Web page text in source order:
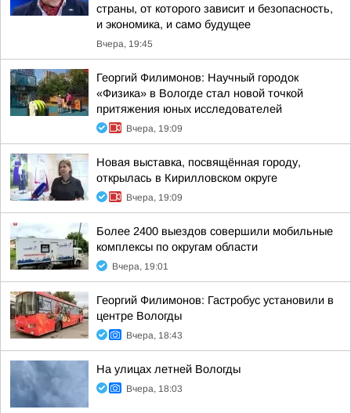
страны, от которого зависит и безопасность,
и экономика, и само будущее
Вчера, 19:45
Георгий Филимонов: Научный городок
«Физика» в Вологде стал новой точкой
притяжения юных исследователей
Вчера, 19:09
Новая выставка, посвящённая городу,
открылась в Кирилловском округе
Вчера, 19:09
Более 2400 выездов совершили мобильные
комплексы по округам области
Вчера, 19:01
Георгий Филимонов: Гастробус установили в
центре Вологды
Вчера, 18:43
На улицах летней Вологды
Вчера, 18:03